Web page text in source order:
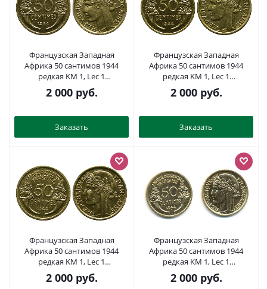
Французская Западная
Африка 50 сантимов 1944
редкая KM 1, Lec 1
алюминиевая бронза aUNC
4381-946
2 000руб.
Заказать
Французская Западная
Африка 50 сантимов 1944
редкая KM 1, Lec 1
алюминиевая бронза aUNC
4381-936
2 000руб.
Заказать
Французская Западная
Африка 50 сантимов 1944
редкая KM 1, Lec 1
алюминиевая бронза aUNC
4381-932
2 000руб.
Французская Западная
Африка 50 сантимов 1944
редкая KM 1, Lec 1
алюминиевая бронза aUNC
53-1123
2 000руб.